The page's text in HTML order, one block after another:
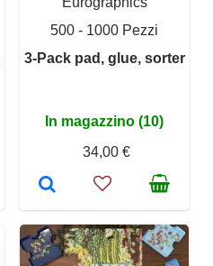
500 - 1000 Pezzi
3-Pack pad, glue, sorter
In magazzino (10)
34,00 €